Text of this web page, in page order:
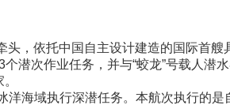
依托中国自主设计建造的国际首艘
潜次作业任务，并与“蛟龙”号载人潜
海域执行深潜任务。本航次执行的是